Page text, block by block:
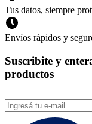
Tus datos, siempre
Envíos rápidos y
Suscribite y
productos